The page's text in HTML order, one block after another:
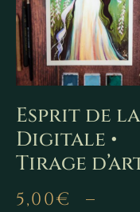
Esprit de la
Digitale •
Tirage
5,00€
–